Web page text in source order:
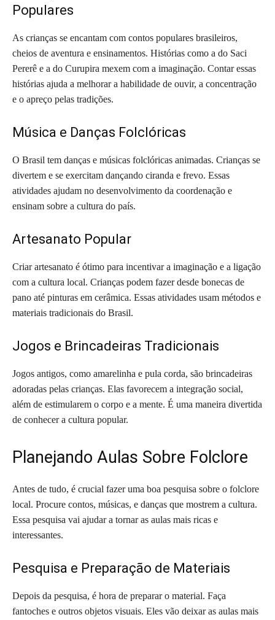
Populares
As crianças se encantam com contos populares brasileiros,
cheios de aventura e ensinamentos. Histórias como a do Saci
Pererê e a do Curupira mexem com a imaginação. Contar essas
histórias ajuda a melhorar a habilidade de ouvir, a concentração
e o apreço pelas tradições.
Música e Danças Folclóricas
O Brasil tem danças e músicas folclóricas animadas. Crianças se
divertem e se exercitam dançando ciranda e frevo. Essas
atividades ajudam no desenvolvimento da coordenação e
ensinam sobre a cultura do país.
Artesanato Popular
Criar artesanato é ótimo para incentivar a imaginação e a ligação
com a cultura local. Crianças podem fazer desde bonecas de
pano até pinturas em cerâmica. Essas atividades usam métodos e
materiais tradicionais do Brasil.
Jogos e Brincadeiras Tradicionais
Jogos antigos, como amarelinha e pula corda, são brincadeiras
adoradas pelas crianças. Elas favorecem a integração social,
além de estimularem o corpo e a mente. É uma maneira divertida
de conhecer a cultura popular.
Planejando Aulas Sobre Folclore
Antes de tudo, é crucial fazer uma boa pesquisa sobre o folclore
local. Procure contos, músicas, e danças que mostrem a cultura.
Essa pesquisa vai ajudar a tornar as aulas mais ricas e
interessantes.
Pesquisa e Preparação de Materiais
Depois da pesquisa, é hora de preparar o material. Faça
fantoches e outros objetos visuais. Eles vão deixar as aulas mais